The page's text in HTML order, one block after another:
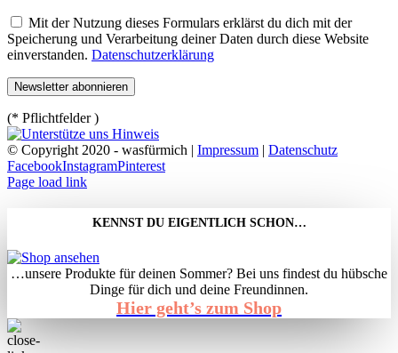
Mit der Nutzung dieses Formulars erklärst du dich mit der
Speicherung und Verarbeitung deiner Daten durch diese Website
einverstanden. Datenschutzerklärung
(* Pflichtfelder )
© Copyright 2020 - wasfürmich | Impressum | Datenschutz
FacebookInstagramPinterest
Page load link
KENNST DU EIGENTLICH SCHON…
…unsere Produkte für deinen Sommer? Bei uns findest du hübsche
Dinge für dich und deine Freundinnen.
Hier geht’s zum Shop